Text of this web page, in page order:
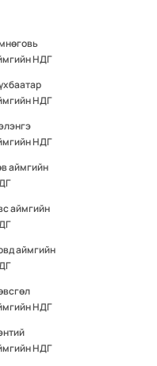
НДГ
НДГ
НДГ
аймгийн
аймгийн
аймгийн
НДГ
НДГ